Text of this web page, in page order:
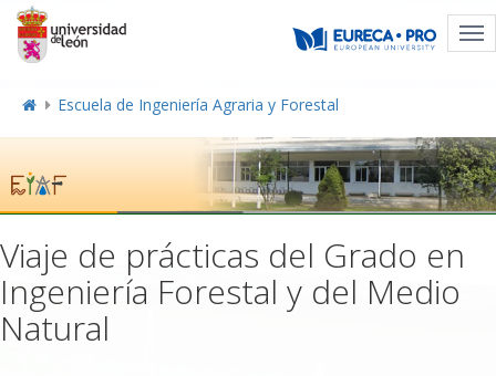
Escuela de Ingeniería Agraria y Forestal
Viaje de prácticas del Grado en
Ingeniería Forestal y del Medio
Natural